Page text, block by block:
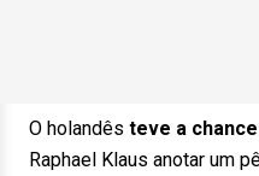
O holandês teve a
Raphael Klaus anotar um